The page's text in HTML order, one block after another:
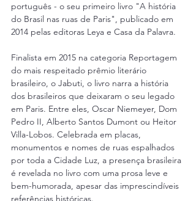
português - o seu primeiro livro "A história
do Brasil nas ruas de Paris", publicado em
2014 pelas editoras Leya e Casa da Palavra.
Finalista em 2015 na categoria Reportagem
do mais respeitado prêmio literário
brasileiro, o Jabuti, o livro narra a história
dos brasileiros que deixaram o seu legado
em Paris. Entre eles, Oscar Niemeyer, Dom
Pedro II, Alberto Santos Dumont ou Heitor
Villa-Lobos. Celebrada em placas,
monumentos e nomes de ruas espalhados
por toda a Cidade Luz, a presença brasileira
é revelada no livro com uma prosa leve e
bem-humorada, apesar das imprescindíveis
referências históricas.